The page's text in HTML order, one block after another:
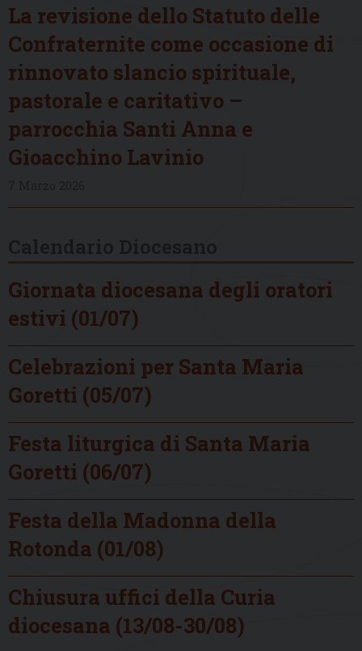
La revisione dello Statuto delle
Confraternite come occasione di
rinnovato slancio spirituale,
pastorale e caritativo –
parrocchia Santi Anna e
Gioacchino Lavinio
Giornata diocesana degli oratori
estivi (01/07)
Celebrazioni per Santa Maria
Goretti (05/07)
Festa liturgica di Santa Maria
Goretti (06/07)
Festa della Madonna della
Rotonda (01/08)
Chiusura uffici della Curia
diocesana (13/08-30/08)